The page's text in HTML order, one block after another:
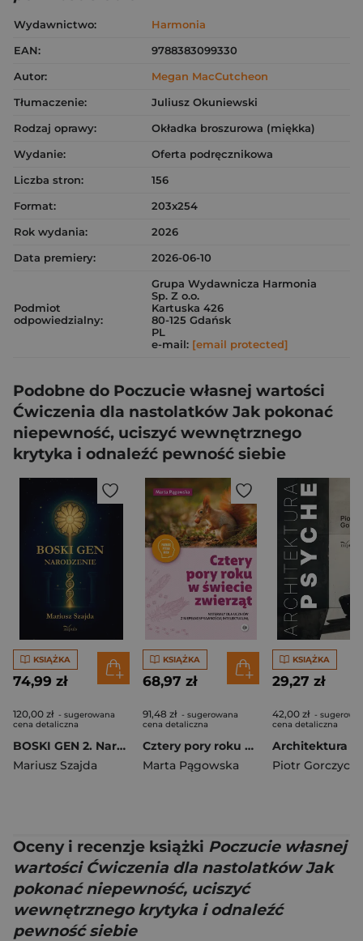
Wydawnictwo:
Harmonia
EAN:
9788383099330
Autor:
Megan MacCutcheon
Tłumaczenie:
Juliusz Okuniewski
Rodzaj oprawy:
Okładka broszurowa (miękka)
Wydanie:
Oferta podręcznikowa
Liczba stron:
156
Format:
203x254
Rok wydania:
2026
Data premiery:
2026-06-10
Podmiot
odpowiedzialny:
Grupa Wydawnicza Harmonia
Sp. Z o.o.
Kartuska 426
80-125 Gdańsk
PL
e-mail: [email protected]
Podobne do Poczucie własnej wartości
Ćwiczenia dla nastolatków Jak pokonać
niepewność, uciszyć wewnętrznego
krytyka i odnaleźć pewność siebie
KSIĄŻKA
74,99 zł
120,00 zł - sugerowana
cena detaliczna
BOSKI GEN 2. Narodzenie II
Mariusz Szajda
KSIĄŻKA
68,97 zł
91,48 zł - sugerowana
cena detaliczna
Cztery pory roku w świecie zwierząt Materiały dla uczniów z niepełnosprawnością Poznaję, pytam, wiem
Marta Pągowska
KSIĄŻKA
29,27 zł
42,00 zł -
cena detaliczna
Piotr Gorczyca
Oceny i recenzje książki Poczucie własnej
wartości Ćwiczenia dla nastolatków Jak
pokonać niepewność, uciszyć
wewnętrznego krytyka i odnaleźć
pewność siebie